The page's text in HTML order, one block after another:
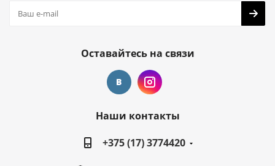
Оставайтесь на связи
Наши контакты
+375 (17) 3774420